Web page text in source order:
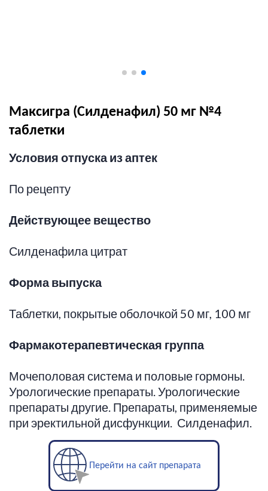
Максигра (Силденафил) 50 мг №4
таблетки
Условия отпуска из аптек
По рецепту
Действующее вещество
Силденафила цитрат
Форма выпуска
Таблетки, покрытые оболочкой 50 мг, 100 мг
Фармакотерапевтическая группа
Мочеполовая система и половые гормоны.
Урологические препараты. Урологические
препараты другие. Препараты, применяемые
при эректильной дисфункции. Силденафил.
Перейти на сайт препарата